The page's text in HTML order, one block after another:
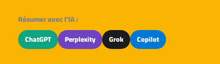
Résumer avec l'IA :
ChatGPT Perplexity Grok Copilot